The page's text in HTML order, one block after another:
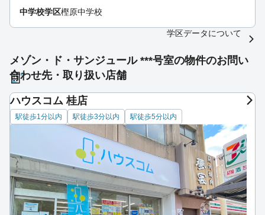
中学校学区樫原中学校
学区データについて
メゾン・ド・サンジュール ***号室の物件のお問い
合わせ先・取り扱い店舗
ハウスコム 桂店
駅徒歩1分以内 駅徒歩3分以内 駅徒歩5分以内